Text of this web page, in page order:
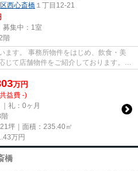
西心斎橋 １丁目12-21
集中： 1室
階
ます。 事務所物件をはじめ、飲食・美
て店舗物件をご紹介しております。
万円
益費 -)
礼：0ヶ月
階
坪｜面積：235.40㎡
万円
橋